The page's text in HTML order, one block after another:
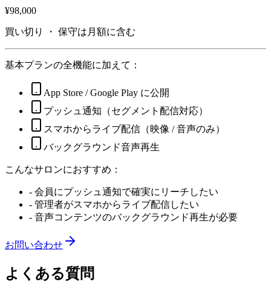
¥98,000
買い切り ・ 保守は月額に含む
基本プランの全機能に加えて：
App Store / Google Play に公開
プッシュ通知（セグメント配信対応）
スマホからライブ配信（映像 / 音声のみ）
バックグラウンド音声再生
こんなサロンにおすすめ：
- 会員にプッシュ通知で確実にリーチしたい
- 管理者がスマホからライブ配信したい
- 音声コンテンツのバックグラウンド再生が必要
お問い合わせ
よくある質問